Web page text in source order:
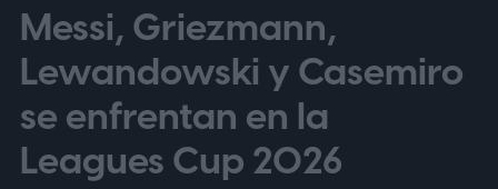
Messi, Griezmann,
Lewandowski y Casemiro
se enfrentan en la
Leagues Cup 2026